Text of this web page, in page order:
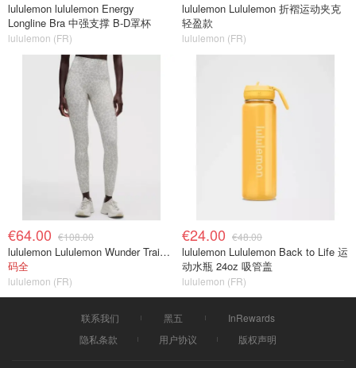
lululemon lululemon Energy
Longline Bra 中强支撑 B-D罩杯
lululemon (FR)
lululemon Lululemon 折褶运动夹克
轻盈款
lululemon (FR)
€64.00 €108.00
lululemon Lululemon Wunder Train No Line 高腰紧身裤 28英寸
码全
lululemon (FR)
€24.00 €48.00
lululemon Lululemon Back to Life 运
动水瓶 24oz 吸管盖
lululemon (FR)
联系我们 黑五
InRewards
隐私条款
用户协议 版权声明